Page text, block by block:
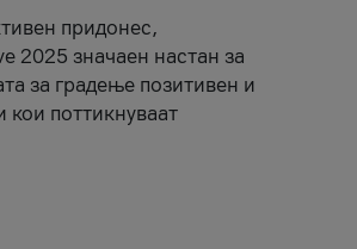
придонес,
2025 значаен настан за
за градење позитивен и
кои поттикнуваат